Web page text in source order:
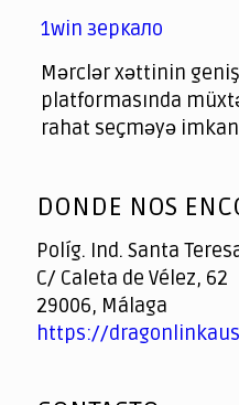
1win зеркало
Mərclər xəttinin
platformasında
rahat seçməyə
of
DONDE NOS
Políg. Ind. Santa
C/ Caleta de Vélez, 62
29006, Málaga
https://